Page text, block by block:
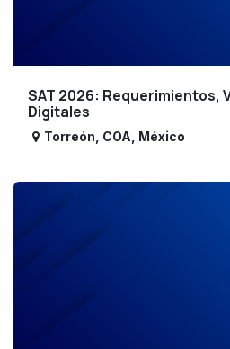
SAT 2026: Requerimientos,
Digitales
Torreón COA México